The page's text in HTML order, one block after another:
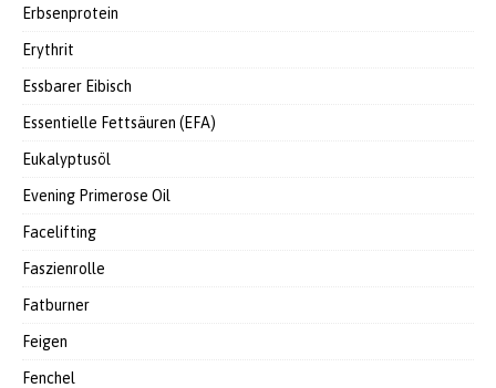
Erbsenprotein
Erythrit
Essbarer Eibisch
Essentielle Fettsäuren (EFA)
Eukalyptusöl
Evening Primerose Oil
Facelifting
Faszienrolle
Fatburner
Feigen
Fenchel